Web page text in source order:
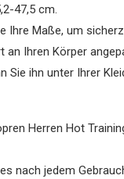
47,5 cm.
Ihre Maße, um
an Ihren Körper
Sie ihn unter Ihrer
Herren Hot
nach jedem